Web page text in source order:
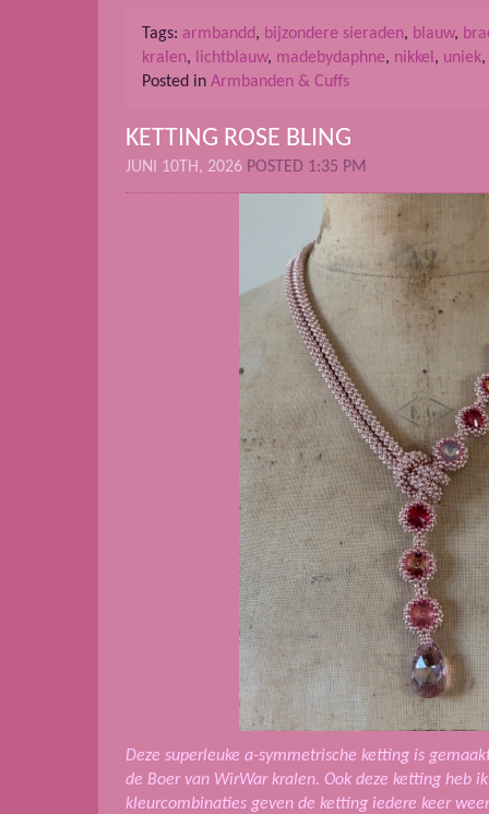
Tags: armbandd, bijzondere sieraden, blauw,
kralen, lichtblauw, madebydaphne, nikkel , uniek,
Posted in Armbanden & Cuffs
KETTING ROSE BLING
JUNI 10TH, 2026 POSTED 1:35 PM
Deze superleuke a-symmetrische ketting is
de Boer van WirWar kralen. Ook deze ketting heb
kleurcombinaties geven de ketting iedere keer